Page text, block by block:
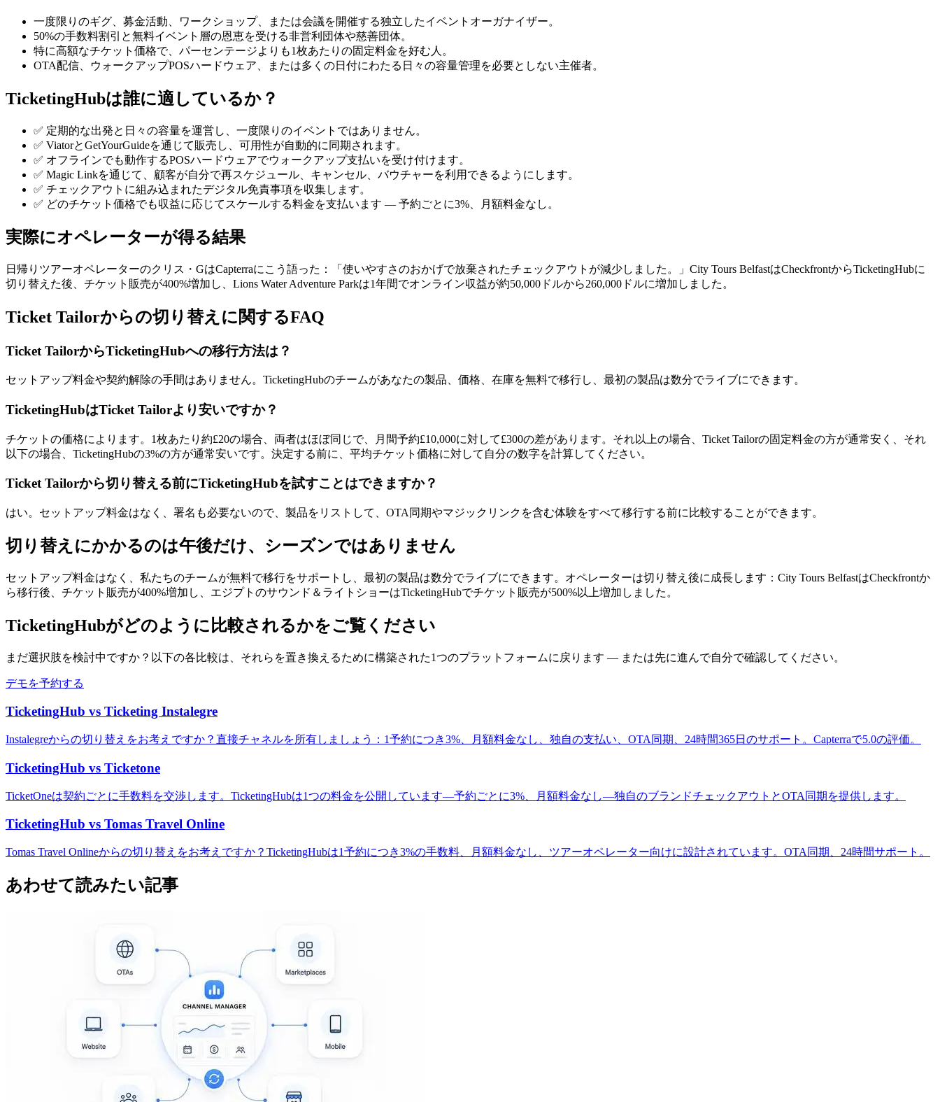
一度限りのギグ、募金活動、ワークショップ、または会議を開催する独立したイベントオーガナイザー。
50%の手数料割引と無料イベント層の恩恵を受ける非営利団体や慈善団体。
特に高額なチケット価格で、パーセンテージよりも1枚あたりの固定料金を好む人。
OTA配信、ウォークアップPOSハードウェア、または多くの日付にわたる日々の容量管理を必要としない主催者。
TicketingHubは誰に適しているか？
✅ 定期的な出発と日々の容量を運営し、一度限りのイベントではありません。
✅ ViatorとGetYourGuideを通じて販売し、可用性が自動的に同期されます。
✅ オフラインでも動作するPOSハードウェアでウォークアップ支払いを受け付けます。
✅ Magic Linkを通じて、顧客が自分で再スケジュール、キャンセル、バウチャーを利用できるようにします。
✅ チェックアウトに組み込まれたデジタル免責事項を収集します。
✅ どのチケット価格でも収益に応じてスケールする料金を支払います — 予約ごとに3%、月額料金なし。
実際にオペレーターが得る結果
日帰りツアーオペレーターのクリス・GはCapterraにこう語った：「使いやすさのおかげで放棄されたチェックアウトが減少しました。」City Tours BelfastはCheckfrontからTicketingHubに
切り替えた後、チケット販売が400%増加し、Lions Water Adventure Parkは1年間でオンライン収益が約50,000ドルから260,000ドルに増加しました。
Ticket Tailorからの切り替えに関するFAQ
Ticket TailorからTicketingHubへの移行方法は？
セットアップ料金や契約解除の手間はありません。TicketingHubのチームがあなたの製品、価格、在庫を無料で移行し、最初の製品は数分でライブにできます。
TicketingHubはTicket Tailorより安いですか？
チケットの価格によります。1枚あたり約£20の場合、両者はほぼ同じで、月間予約£10,000に対して£300の差があります。それ以上の場合、Ticket Tailorの固定料金の方が通常安く、それ
以下の場合、TicketingHubの3%の方が通常安いです。決定する前に、平均チケット価格に対して自分の数字を計算してください。
Ticket Tailorから切り替える前にTicketingHubを試すことはできますか？
はい。セットアップ料金はなく、署名も必要ないので、製品をリストして、OTA同期やマジックリンクを含む体験をすべて移行する前に比較することができます。
切り替えにかかるのは午後だけ、シーズンではありません
セットアップ料金はなく、私たちのチームが無料で移行をサポートし、最初の製品は数分でライブにできます。オペレーターは切り替え後に成長します：City Tours BelfastはCheckfrontか
ら移行後、チケット販売が400%増加し、エジプトのサウンド＆ライトショーはTicketingHubでチケット販売が500%以上増加しました。
TicketingHubがどのように比較されるかをご覧ください
まだ選択肢を検討中ですか？以下の各比較は、それらを置き換えるために構築された1つのプラットフォームに戻ります — または先に進んで自分で確認してください。
デモを予約する
TicketingHub vs Ticketing Instalegre
Instalegreからの切り替えをお考えですか？直接チャネルを所有しましょう：1予約につき3%、月額料金なし、独自の支払い、OTA同期、24時間365日のサポート。Capterraで5.0の評価。
TicketingHub vs Ticketone
TicketOneは契約ごとに手数料を交渉します。TicketingHubは1つの料金を公開しています—予約ごとに3%、月額料金なし—独自のブランドチェックアウトとOTA同期を提供します。
TicketingHub vs Tomas Travel Online
Tomas Travel Onlineからの切り替えをお考えですか？TicketingHubは1予約につき3%の手数料、月額料金なし、ツアーオペレーター向けに設計されています。OTA同期、24時間サポート。
あわせて読みたい記事